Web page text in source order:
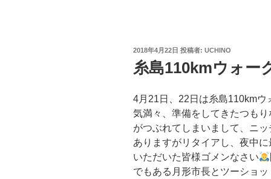
投
日:
2018年4月22日 投稿者: UCHINO
糸島110kmウォー
4月21日、22日は糸島110kmウ
気満々、準備をしてきたつも
がつぶれてしまいまして、ニ
ありますがリタイアし、夜中
いただいた皆様ゴメンなさい
でもある月形市長とツーショッ